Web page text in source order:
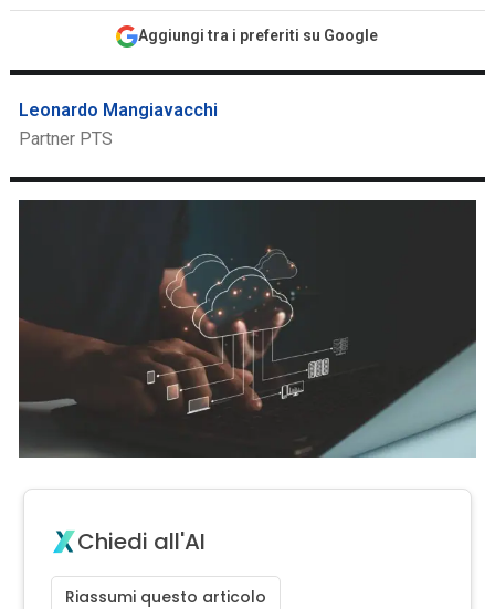
Aggiungi tra i preferiti su Google
Leonardo Mangiavacchi
Partner PTS
Chiedi all'AI
Riassumi questo articolo